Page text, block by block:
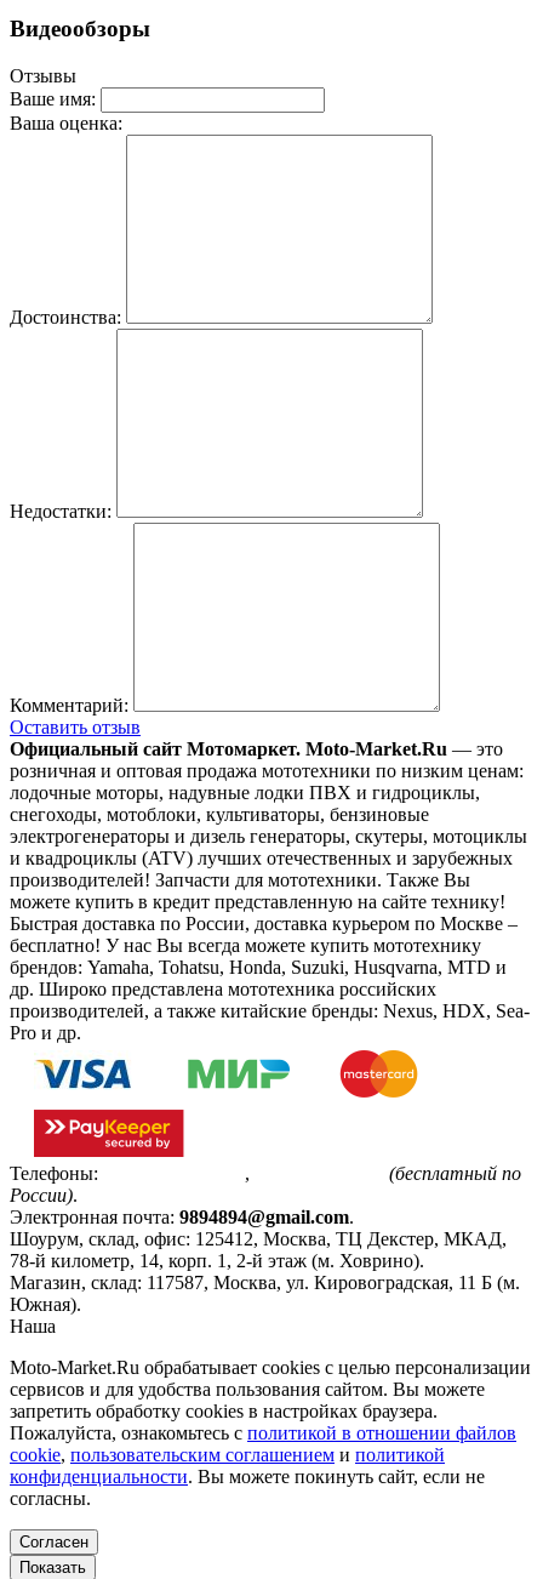
Видеообзоры
Отзывы
Ваше имя:
Ваша оценка:
Достоинства:
Недостатки:
Комментарий:
Оставить отзыв
Официальный сайт Мотомаркет. Moto-Market.Ru — это
розничная и оптовая продажа мототехники по низким ценам:
лодочные моторы, надувные лодки ПВХ и гидроциклы,
снегоходы, мотоблоки, культиваторы, бензиновые
электрогенераторы и дизель генераторы, скутеры, мотоциклы
и квадроциклы (ATV) лучших отечественных и зарубежных
производителей! Запчасти для мототехники. Также Вы
можете купить в кредит представленную на сайте технику!
Быстрая доставка по России, доставка курьером по Москве –
бесплатно! У нас Вы всегда можете купить мототехнику
брендов: Yamaha, Tohatsu, Honda, Suzuki, Husqvarna, MTD и
др. Широко представлена мототехника российских
производителей, а также китайские бренды: Nexus, HDX, Sea-
Pro и др.
Телефоны: ,
(бесплатный по
России).
Электронная почта: 9894894@gmail.com.
Шоурум, склад, офис: 125412, Москва, ТЦ Декстер, МКАД,
78-й километр, 14, корп. 1, 2-й этаж (м. Ховрино).
Магазин, склад: 117587, Москва, ул. Кировоградская, 11 Б (м.
Южная).
Наша
Moto-Market.Ru обрабатывает сookies с целью персонализации
сервисов и для удобства пользования сайтом. Вы можете
запретить обработку сookies в настройках браузера.
Пожалуйста, ознакомьтесь с политикой в отношении файлов
cookie, пользовательским соглашением и политикой
конфиденциальности. Вы можете покинуть сайт, если не
согласны.
Согласен
Показать